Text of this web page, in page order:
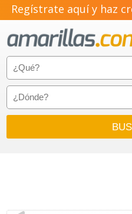
Regístrate aquí y haz